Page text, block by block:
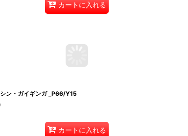
カートに入れる
ン・ガイギンガ _P66/Y15